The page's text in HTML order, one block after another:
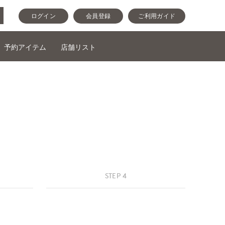
ログイン 会員登録 ご利用ガイド
予約アイテム 店舗リスト
STEP 4